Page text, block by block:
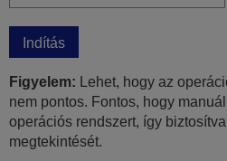
Indítás
Figyelem: Lehet, hogy az
nem pontos. Fontos, hogy
operációs rendszert, így
megtekintését.